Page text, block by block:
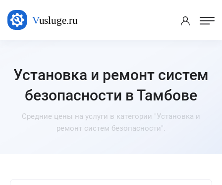
Установка и ремонт систем
безопасности в Тамбове
Средние цены на услуги в категории "Установка и
ремонт систем безопасности".